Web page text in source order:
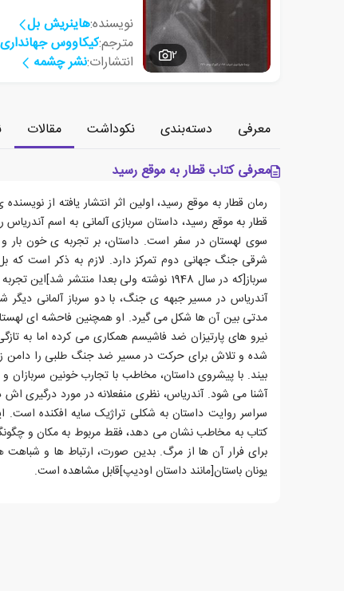
2
نویسنده:هاینریش بل
مترجم:کیکاووس جهانداری
انتشارات:نشر چشمه
معرفی دسته‌بندی نکوداشت مقالات
معرفی کتاب قطار به موقع رسید
رمان قطار به موقع رسید، اولین اثر انتشار یافته از
قطار به موقع رسید، داستان سربازی آلمانی به اسم
سوی لهستان در سفر است. داستان، بر تجربه ی خون بار و
شرقی جنگ جهانی دوم تمرکز دارد. لازم به ذکر است که
سرباز[که در سال 1948 نوشته ولی بعدا منتشر
آندریاس در مسیر جبهه ی جنگ، با دو سرباز آلمانی دیگر
مدتی بین آن ها شکل می گیرد. او همچنین فاحشه ای
نیرو های پارتیزان ضد فاشیسم همکاری می کرده اما به
شده و تلاش برای حرکت در مسیر ضد جنگ طلبی را دامن
بیند. با پیشروی داستان، مخاطب با تجارب خونین سربازان
آشنا می شود. آندریاس، نظری منفعلانه در مورد درگیری
سراسر روایت داستان به شکلی تراژیک سایه افکنده است.
کتاب به مخاطب نشان می دهد، فقط مربوط به مکان و
برای فرار آن ها از مرگ. بدین صورت، ارتباط ها و شباهت
یونان باستان[مانند داستان اودیپ]قابل مشاهده است.